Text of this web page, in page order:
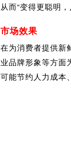
从而“变得更聪明，
市场效果
在为消费者提供新
业品牌形象等方面
可能节约人力成本